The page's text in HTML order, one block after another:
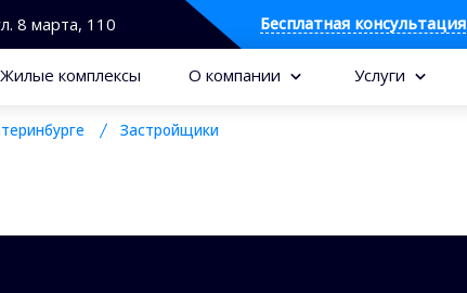
8 марта, 110 Бесплатная консультация
Жилые комплексы О компании Услуги
Застройщики